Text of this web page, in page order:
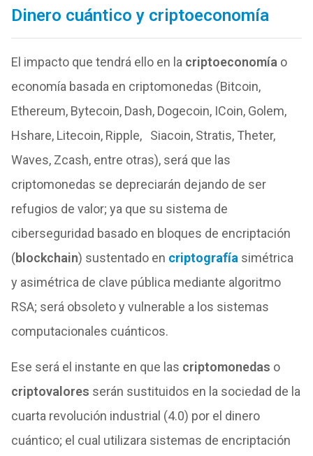
Dinero cuántico y criptoeconomía
El impacto que tendrá ello en la criptoeconomía o
economía basada en criptomonedas (Bitcoin,
Ethereum, Bytecoin, Dash, Dogecoin, ICoin, Golem,
Hshare, Litecoin, Ripple, Siacoin, Stratis, Theter,
Waves, Zcash, entre otras), será que las
criptomonedas se depreciarán dejando de ser
refugios de valor; ya que su sistema de
ciberseguridad basado en bloques de encriptación
(blockchain) sustentado en criptografía simétrica
y asimétrica de clave pública mediante algoritmo
RSA; será obsoleto y vulnerable a los sistemas
computacionales cuánticos.
Ese será el instante en que las criptomonedas o
criptovalores serán sustituidos en la sociedad de la
cuarta revolución industrial (4.0) por el dinero
cuántico; el cual utilizara sistemas de encriptación